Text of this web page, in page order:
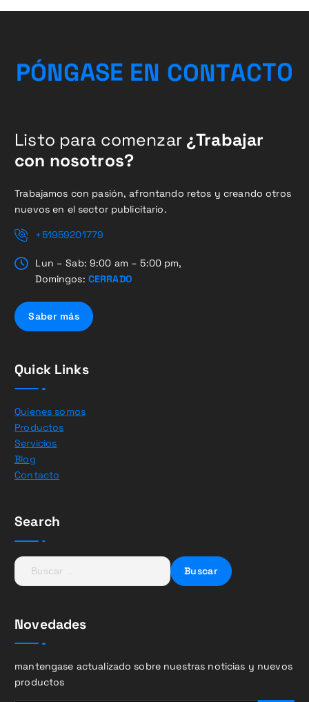
PÓNGASE EN CONTACTO
Listo para comenzar¿Trabajar
con nosotros?
Trabajamos con pasión, afrontando retos y creando otros
nuevos en el sector publicitario.
+51959201779
Lun – Sab: 9:00 am – 5:00 pm,
Domingos: CERRADO
Saber más
Quick Links
Quienes somos
Productos
Servicios
Blog
Contacto
Search
B
u
a
r
Novedades
mantengase actualizado sobre nuestras noticias y nuevos
productos